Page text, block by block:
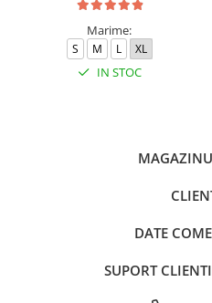
Marime:
S M L XL
IN STOC
DATE
SUPORT CLIENTI